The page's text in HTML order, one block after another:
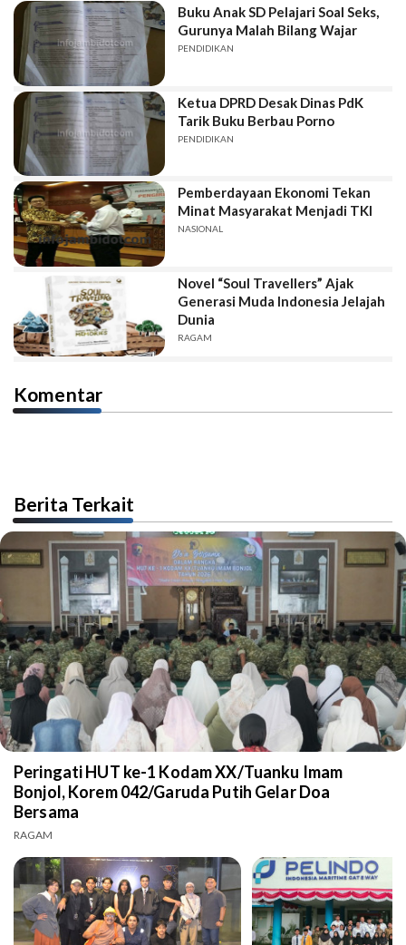
Buku Anak SD Pelajari Soal Seks,
Gurunya Malah Bilang Wajar
PENDIDIKAN
Ketua DPRD Desak Dinas PdK
Tarik Buku Berbau Porno
PENDIDIKAN
Pemberdayaan Ekonomi Tekan
Minat Masyarakat Menjadi TKI
NASIONAL
Novel “Soul Travellers” Ajak
Generasi Muda Indonesia Jelajah
Dunia
RAGAM
Komentar
Berita Terkait
Peringati HUT ke-1 Kodam XX/Tuanku Imam
Bonjol, Korem 042/Garuda Putih Gelar Doa
Bersama
RAGAM